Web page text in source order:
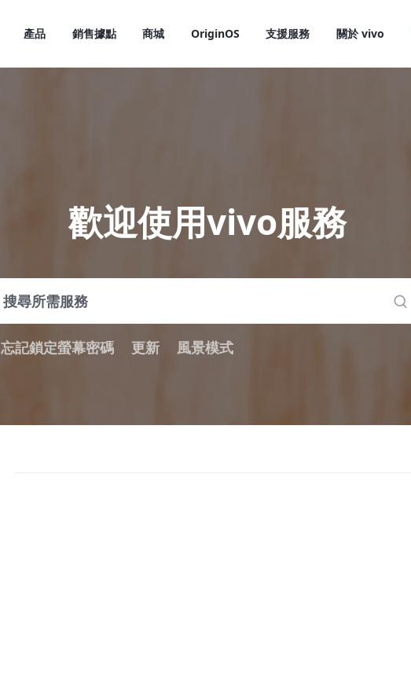
產品 銷售據點 商城 OriginOS 支援服務 關於 vivo
歡迎使用vivo服務
忘記鎖定螢幕密碼 更新 風景模式